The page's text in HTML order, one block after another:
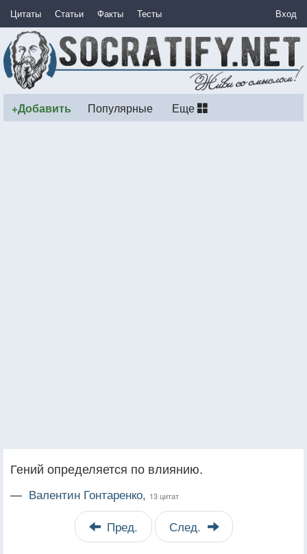
Цитаты Статьи Факты Тесты Вход
+Добавить Популярные Еще
Гений определяется по влиянию.
— Валентин Гонтаренко, 13 цитат
Пред. След.